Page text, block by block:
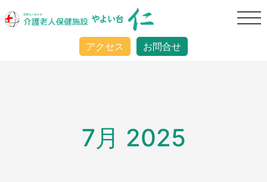
アクセス お問合せ
7月 2025